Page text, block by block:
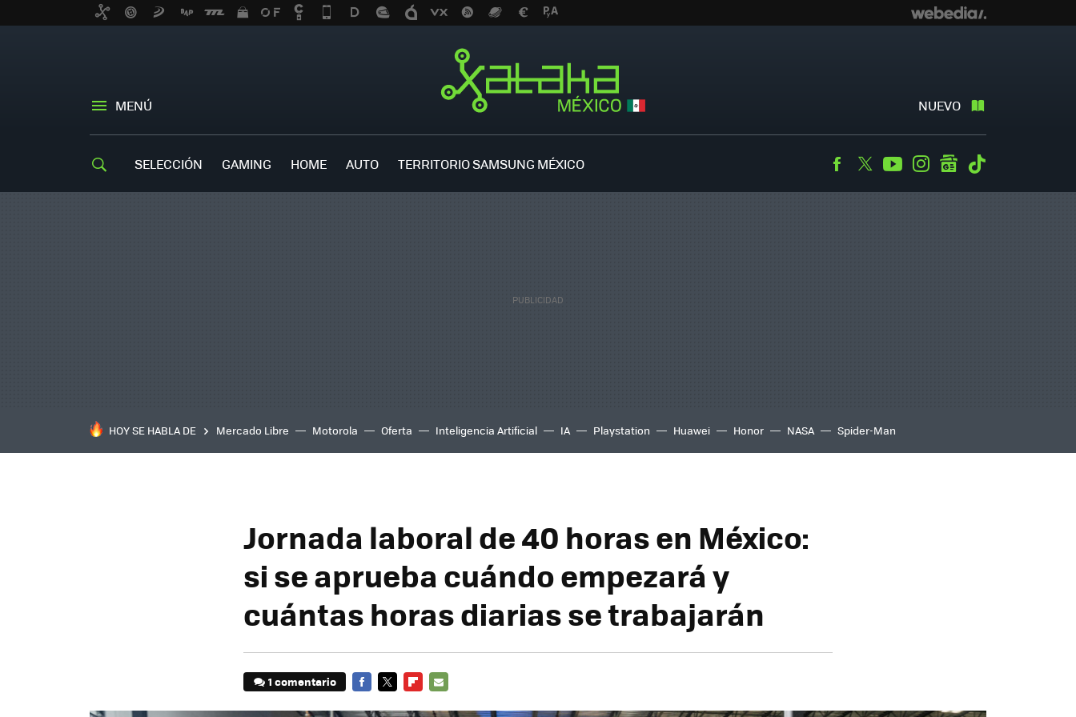
MENÚ NUEVO
SELECCIÓN GAMING HOME AUTO TERRITORIO SAMSUNG MÉXICO Facebook
TwitterYoutubeInstagramgooglenews
HOY SE HABLA DE Mercado Libre Motorola Oferta Inteligencia Artificial IA Playstation Huawei Honor NASA Spider-Man
Jornada laboral de 40 horas en México:
si se aprueba cuándo empezará y
cuántas horas diarias se trabajarán
1 comentario